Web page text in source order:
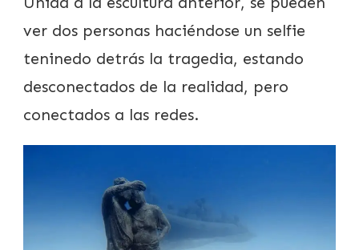
ver dos personas haciéndose un selfie
teninedo detrás la tragedia, estando
desconectados de la realidad, pero
conectados a las redes.